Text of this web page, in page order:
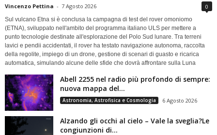
Vincenzo Pettina - 7 Agosto 2026 0
Sul vulcano Etna si è conclusa la campagna di test del rover omoniomo
(ETNA), sviluppato nell'ambito del programma italiano ULS per mettere a
punto tecnologie destinate all'esplorazione del Polo Sud lunare. Tra terreni
lavici e pendii accidentati, il rover ha testato navigazione autonoma, raccolta
della regolite, impiego di un drone, gestione di scenari di guasto e ricarica
automatica, simulando alcune delle sfide che dovrà affrontare sulla Luna
Abell 2255 nel radio più profondo di sempre:
nuova mappa del...
Astronomia, Astrofisica e Cosmologia 6 Agosto 2026
Alzando gli occhi al cielo – Vale la sveglia?Le
congiunzioni di...